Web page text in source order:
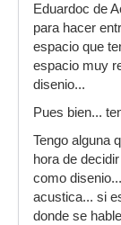
Eduardoc de
para hacer
espacio que
espacio muy
disenio...
Pues bien...
Tengo alguna
hora de
como
acustica... si
donde se